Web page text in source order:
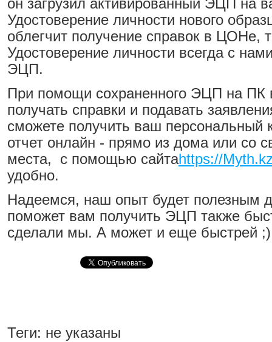
он загрузил активированный ЭЦП на
Удостоверение личности нового
облегчит получение справок в ЦОНе,
Удостоверение личности всегда с
ЭЦП.
При помощи сохраненного ЭЦП на ПК
получать справки и подавать
сможете получить ваш персональный
отчет онлайн - прямо из дома или со
места, с помощью сайтаhttps://
удобно.
Надеемся, наш опыт будет полезным
поможет вам получить ЭЦП также
сделали мы. А может и еще быстрей ;)
Теги: не указаны